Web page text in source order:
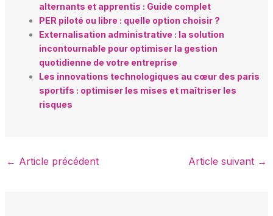
alternants et apprentis : Guide complet
PER piloté ou libre : quelle option choisir ?
Externalisation administrative : la solution
incontournable pour optimiser la gestion
quotidienne de votre entreprise
Les innovations technologiques au cœur des paris
sportifs : optimiser les mises et maîtriser les
risques
← Article précédent Article suivant →